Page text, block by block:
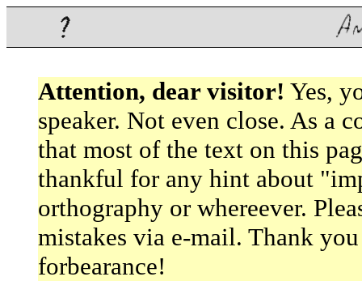
Attention, dear visitor! Yes,
speaker. Not even close. As a
that most of the text on this
thankful for any hint about
orthography or whereever.
mistakes via e-mail. Thank
forbearance!